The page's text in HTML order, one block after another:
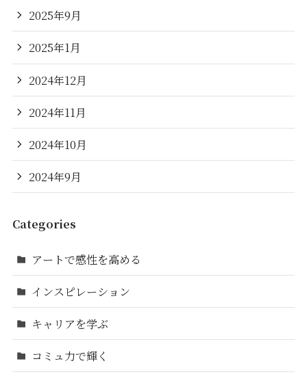
2025年9月
2025年1月
2024年12月
2024年11月
2024年10月
2024年9月
Categories
アートで感性を高める
インスピレーション
キャリアを学ぶ
コミュ力で輝く